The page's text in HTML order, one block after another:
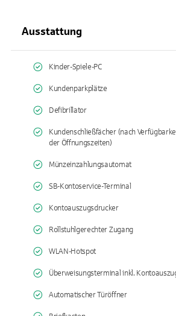
Ausstattung
Kinder-Spiele-PC
Kundenparkplätze
Defibrillator
Kundenschließfächer (nach
der Öffnungszeiten)
Münzeinzahlungsautomat
SB-Kontoservice-Terminal
Kontoauszugsdrucker
Rollstuhlgerechter Zugang
WLAN-Hotspot
Überweisungsterminal inkl.
Automatischer Türöffner